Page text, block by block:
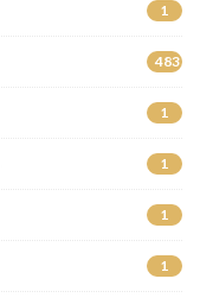
1
483
1
1
1
1